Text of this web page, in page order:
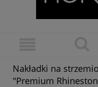
Nakładki na
"Premium